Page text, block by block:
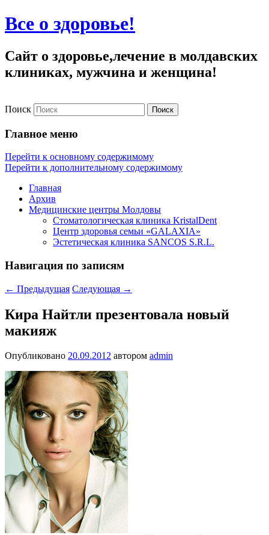
Все о здоровье!
Сайт о здоровье,лечение в молдавских
клиниках, мужчина и женщина!
Поиск
Главное меню
Перейти к основному содержимому
Перейти к дополнительному содержимому
Главная
Архив
Медицинские центры Молдовы
Стоматологическая клиника KristalDent
Центр здоровья семьи «GALAXIA»
Эстетическая клиника SANCOS S.R.L.
Навигация по записям
← Предыдущая Следующая →
Кира Найтли презентовала новый
макияж
Опубликовано 20.09.2012 автором admin